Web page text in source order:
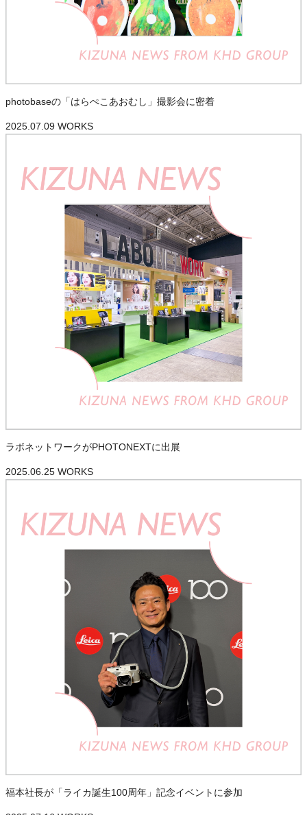
photobaseの「はらぺこあおむし」撮影会に密着
2025.07.09 WORKS
ラボネットワークがPHOTONEXTに出展
2025.06.25 WORKS
福本社長が「ライカ誕生100周年」記念イベントに参加